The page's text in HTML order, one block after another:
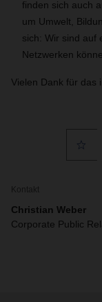
finden sich auch
um Umwelt,
sich: Wir sind auf
Netzwerken
Vielen Dank für das
Kontakt
Christian Weber
Corporate Public